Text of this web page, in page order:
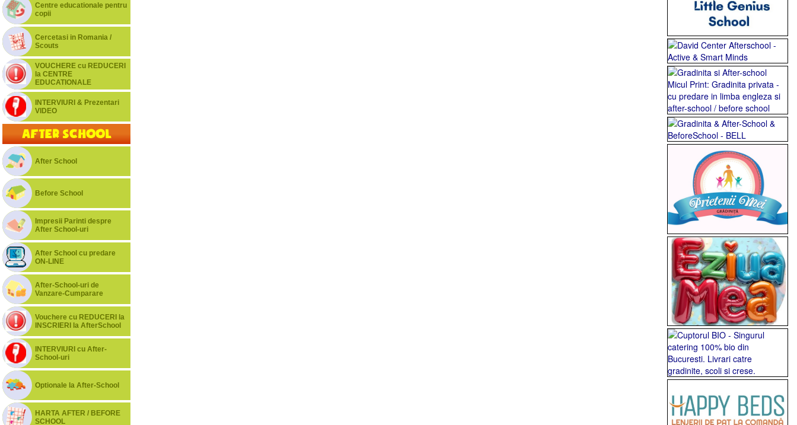
Centre educationale pentru
copii
Cercetasi in Romania /
Scouts
VOUCHERE cu REDUCERI
la CENTRE
EDUCATIONALE
INTERVIURI & Prezentari
VIDEO
After School
After School
Before School
Impresii Parinti despre
After School-uri
After School cu predare
ON-LINE
After-School-uri de
Vanzare-Cumparare
Vouchere cu REDUCERI la
INSCRIERI la AfterSchool
INTERVIURI cu After-
School-uri
Optionale la After-School
HARTA AFTER / BEFORE
SCHOOL